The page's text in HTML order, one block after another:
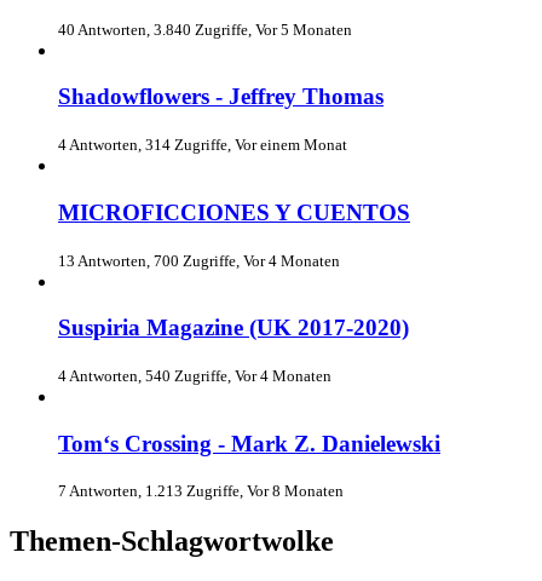
40 Antworten, 3.840 Zugriffe, Vor 5 Monaten
Shadowflowers - Jeffrey Thomas
4 Antworten, 314 Zugriffe, Vor einem Monat
MICROFICCIONES Y CUENTOS
13 Antworten, 700 Zugriffe, Vor 4 Monaten
Suspiria Magazine (UK 2017-2020)
4 Antworten, 540 Zugriffe, Vor 4 Monaten
Tom‘s Crossing - Mark Z. Danielewski
7 Antworten, 1.213 Zugriffe, Vor 8 Monaten
Themen-Schlagwortwolke